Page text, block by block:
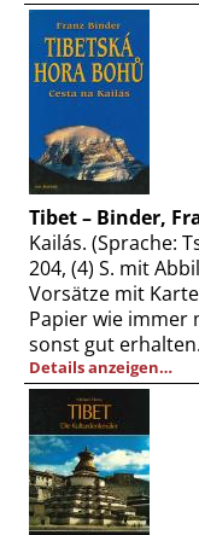
Tibet – Binder,
Kailás. (Sprache:
204, (4) S. mit
Vorsätze mit
Papier wie immer
sonst gut
Details anzeigen…